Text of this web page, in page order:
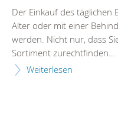
Der Einkauf des täglichen
Alter oder mit einer
werden. Nicht nur, dass
Sortiment zurechtfinden...
Weiterlesen